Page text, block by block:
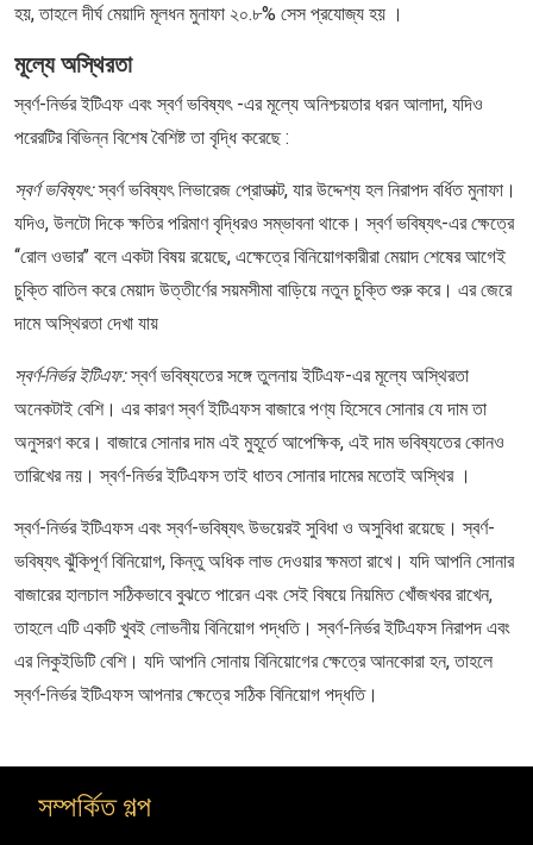
হয়, তাহলে দীর্ঘ মেয়াদি মূলধন মুনাফা ২০.৮% সেস প্রযোজ্য হয় ।
মূল্যে অস্থিরতা
স্বর্ণ-নির্ভর ইটিএফ এবং স্বর্ণ ভবিষ্যৎ -এর মূল্যে অনিশ্চয়তার ধরন আলাদা, যদিও
পরেরটির বিভিন্ন বিশেষ বৈশিষ্ট তা বৃদ্ধি করেছে :
স্বর্ণ ভবিষ্যৎ:স্বর্ণ ভবিষ্যৎ লিভারেজ প্রোডাক্ট, যার উদ্দেশ্য হল নিরাপদ বর্ধিত মুনাফা।
যদিও, উলটো দিকে ক্ষতির পরিমাণ বৃদ্ধিরও সম্ভাবনা থাকে। স্বর্ণ ভবিষ্যৎ-এর ক্ষেত্রে
‘‘রোল ওভার’’ বলে একটা বিষয় রয়েছে, এক্ষেত্রে বিনিয়োগকারীরা মেয়াদ শেষের আগেই
চুক্তি বাতিল করে মেয়াদ উত্তীর্ণের সয়মসীমা বাড়িয়ে নতুন চুক্তি শুরু করে। এর জেরে
দামে অস্থিরতা দেখা যায়
স্বর্ণ-নির্ভর ইটিএফ:স্বর্ণ ভবিষ্যতের সঙ্গে তুলনায় ইটিএফ-এর মূল্যে অস্থিরতা
অনেকটাই বেশি। এর কারণ স্বর্ণ ইটিএফস বাজারে পণ্য হিসেবে সোনার যে দাম তা
অনুসরণ করে। বাজারে সোনার দাম এই মুহূর্তে আপেক্ষিক, এই দাম ভবিষ্যতের কোনও
তারিখের নয়। স্বর্ণ-নির্ভর ইটিএফস তাই ধাতব সোনার দামের মতোই অস্থির ।
স্বর্ণ-নির্ভর ইটিএফস এবং স্বর্ণ-ভবিষ্যৎ উভয়েরই সুবিধা ও অসুবিধা রয়েছে। স্বর্ণ-
ভবিষ্যৎ ঝুঁকিপূর্ণ বিনিয়োগ, কিন্তু অধিক লাভ দেওয়ার ক্ষমতা রাখে। যদি আপনি সোনার
বাজারের হালচাল সঠিকভাবে বুঝতে পারেন এবং সেই বিষয়ে নিয়মিত খোঁজখবর রাখেন,
তাহলে এটি একটি খুবই লোভনীয় বিনিয়োগ পদ্ধতি। স্বর্ণ-নির্ভর ইটিএফস নিরাপদ এবং
এর লিকুইডিটি বেশি। যদি আপনি সোনায় বিনিয়োগের ক্ষেত্রে আনকোরা হন, তাহলে
স্বর্ণ-নির্ভর ইটিএফস আপনার ক্ষেত্রে সঠিক বিনিয়োগ পদ্ধতি।
সম্পর্কিত গল্প